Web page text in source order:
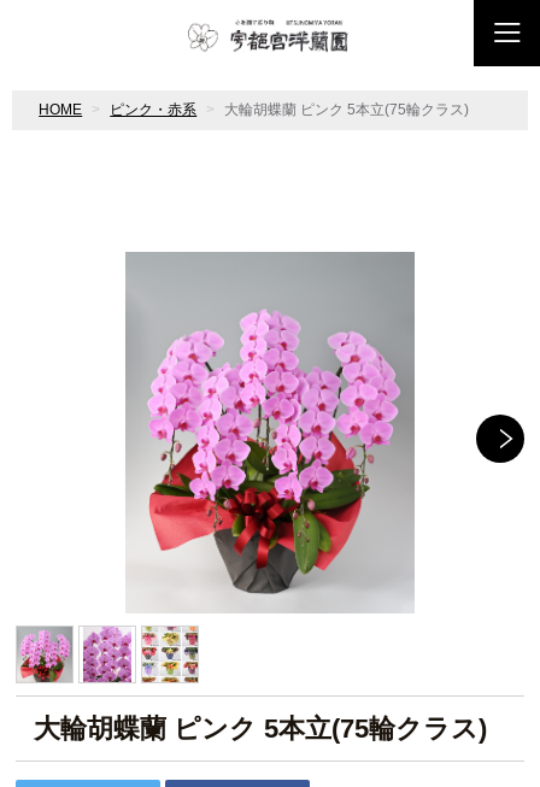
HOME ピンク・赤系 大輪胡蝶蘭 ピンク 5本立(75輪クラス)
大輪胡蝶蘭 ピンク 5本立(75輪クラス)